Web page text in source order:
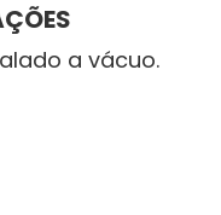
a vácuo.